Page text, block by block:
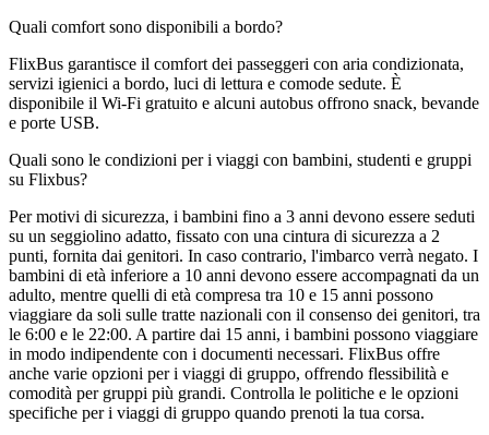
Quali comfort sono disponibili a bordo?
FlixBus garantisce il comfort dei passeggeri con aria condizionata,
servizi igienici a bordo, luci di lettura e comode sedute. È
disponibile il Wi-Fi gratuito e alcuni autobus offrono snack, bevande
e porte USB.
Quali sono le condizioni per i viaggi con bambini, studenti e gruppi
su Flixbus?
Per motivi di sicurezza, i bambini fino a 3 anni devono essere seduti
su un seggiolino adatto, fissato con una cintura di sicurezza a 2
punti, fornita dai genitori. In caso contrario, l'imbarco verrà negato. I
bambini di età inferiore a 10 anni devono essere accompagnati da un
adulto, mentre quelli di età compresa tra 10 e 15 anni possono
viaggiare da soli sulle tratte nazionali con il consenso dei genitori, tra
le 6:00 e le 22:00. A partire dai 15 anni, i bambini possono viaggiare
in modo indipendente con i documenti necessari. FlixBus offre
anche varie opzioni per i viaggi di gruppo, offrendo flessibilità e
comodità per gruppi più grandi. Controlla le politiche e le opzioni
specifiche per i viaggi di gruppo quando prenoti la tua corsa.